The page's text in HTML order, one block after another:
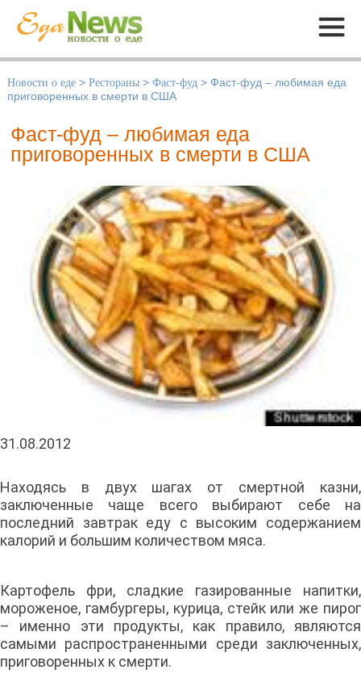
Меню
Новости о еде > Рестораны > Фаст-фуд > Фаст-фуд – любимая еда
приговоренных в смерти в США
Фаст-фуд – любимая еда
приговоренных в смерти в США
31.08.2012
Находясь в двух шагах от смертной казни,
заключенные чаще всего выбирают себе на
последний завтрак еду с высоким содержанием
калорий и большим количеством мяса.
Картофель фри, сладкие газированные напитки,
мороженое, гамбургеры, курица, стейк или же пирог
– именно эти продукты, как правило, являются
самыми распространенными среди заключенных,
приговоренных к смерти.